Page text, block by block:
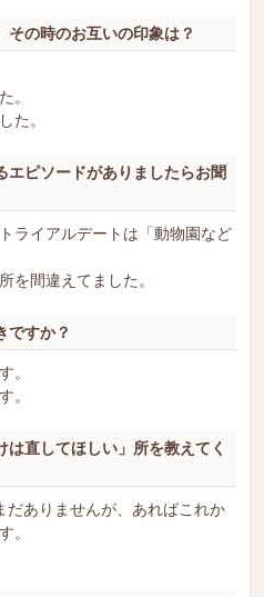
その時のお互いの印象は？
。
た。
エピソードがありましたらお聞
ライアルデートは「動物園など
を間違えてました。
ですか？
。
。
は直してほしい」所を教えてく
だありませんが、あればこれか
。